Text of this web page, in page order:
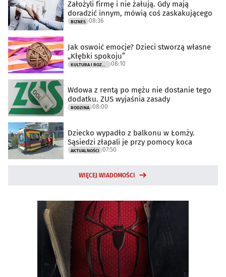
Założyli firmę i nie żałują. Gdy mają
doradzić innym, mówią coś zaskakującego
BIZNES 08:36
Jak oswoić emocje? Dzieci stworzą własne
„Kłębki spokoju”
08:10
Wdowa z rentą po mężu nie dostanie tego
dodatku. ZUS wyjaśnia zasady
RODZINA 08:00
Dziecko wypadło z balkonu w Łomży.
Sąsiedzi złapali je przy pomocy koca
AKTUALNOŚCI 07:50
WIĘCEJ WIADOMOŚCI